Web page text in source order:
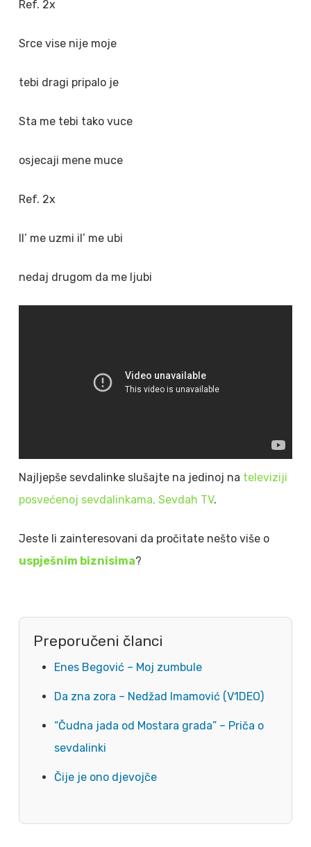
Ref. 2x
Srce vise nije moje
tebi dragi pripalo je
Sta me tebi tako vuce
osjecaji mene muce
Ref. 2x
Il’ me uzmi il’ me ubi
nedaj drugom da me ljubi
Najljepše sevdalinke slušajte na jedinoj na televiziji
posvećenoj sevdalinkama, Sevdah TV.
Jeste li zainteresovani da pročitate nešto više o
uspješnim biznisima?
Preporučeni članci
Enes Begović – Moj zumbule
Da zna zora – Nedžad Imamović (V1DEO)
“Čudna jada od Mostara grada” – Priča o
sevdalinki
Čije je ono djevojče